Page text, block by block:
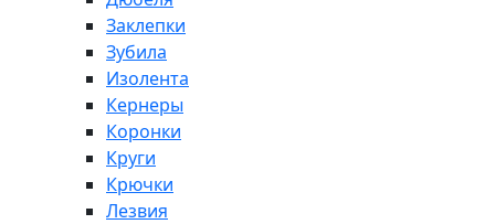
Заклепки
Зубила
Изолента
Кернеры
Коронки
Круги
Крючки
Лезвия